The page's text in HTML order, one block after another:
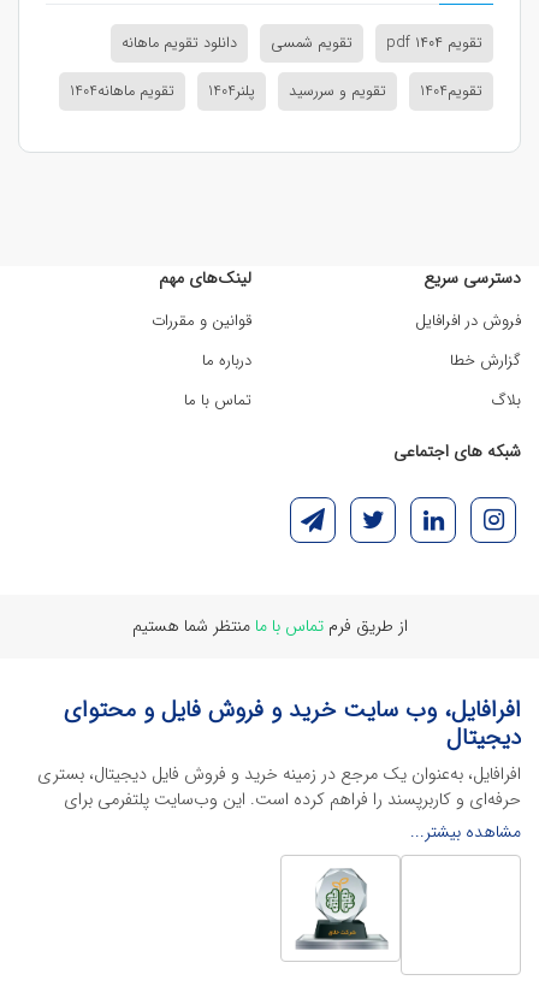
تقویم pdf ۱۴۰۴ تقویم شمسی
دانلود تقویم ماهانه
تقویم1404
تقویم و سررسید پلنر1404 تقویم ماهانه1404
دسترسی سریع
فروش در افرافایل
گزارش خطا
بلاگ
لینک‌های مهم
قوانین و مقررات
درباره ما
تماس با ما
شبکه های اجتماعی
از طریق فرمتماس با ما منتظر شما هستیم
افرافایل، وب سایت خرید و فروش فایل و محتوای
دیجیتال
افرافایل، به‌عنوان یک مرجع در زمینه خرید و فروش فایل دیجیتال، بستری
حرفه‌ای و کاربرپسند را فراهم کرده است. این وب‌سایت‌ پلتفرمی برای
طراحان، دانشجویان و فریلنسرها ایجاد می‌کند تا به راحتی محصولات
دیجیتال خود را به فروش رسانده یا از محتواهایی باکیفیت برای پیشبرد
اهدافشان استفاده کنند.
این سایت با ارائه تنوع گسترده‌ای از محصولات دیجیتال از انواع فایل های
لایه باز نرم افراهای ادیت ویدئو گرفته تا فایل لایه باز فتوشاپ، ایلاستریتور و
اکسل گرفته تا قالب‌های ارائه پاورپوینت به کاربران کمک می‌کند تا زمان و
مشاهده بیشتر...